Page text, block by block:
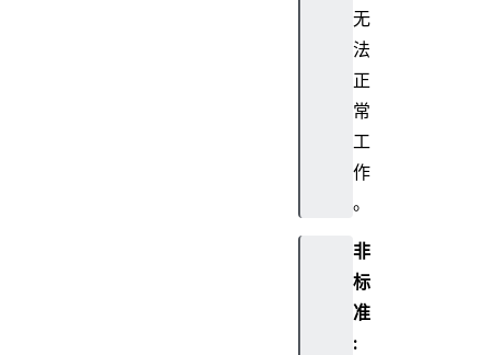
无
法
正
常
工
作
。
非
标
准
: